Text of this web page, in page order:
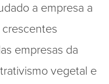
a empresa a
empresas da
vegetal e